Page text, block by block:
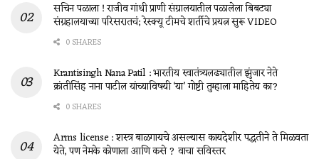
सचिन पळाला ! राजीव गांधी प्राणी संग्रालयातील पळालेला बिबट्या
संग्रहालयाच्या परिसरातचं; रेस्क्यू टीमचे शर्तीचे प्रयत्न सुरू VIDEO
0 SHARES
Krantisingh Nana Patil : भारतीय स्वातंत्र्यलढ्यातील झुंजार नेते
क्रांतीसिंह नाना पाटील यांच्याविषयी ‘या’ गोष्टी तुम्हाला माहितेय का?
0 SHARES
Arms license : शस्त्र बाळगायचे असल्यास कायदेशीर पद्धतीने ते मिळवता
येते, पण नेमके कोणाला आणि कसे ? वाचा सविस्तर